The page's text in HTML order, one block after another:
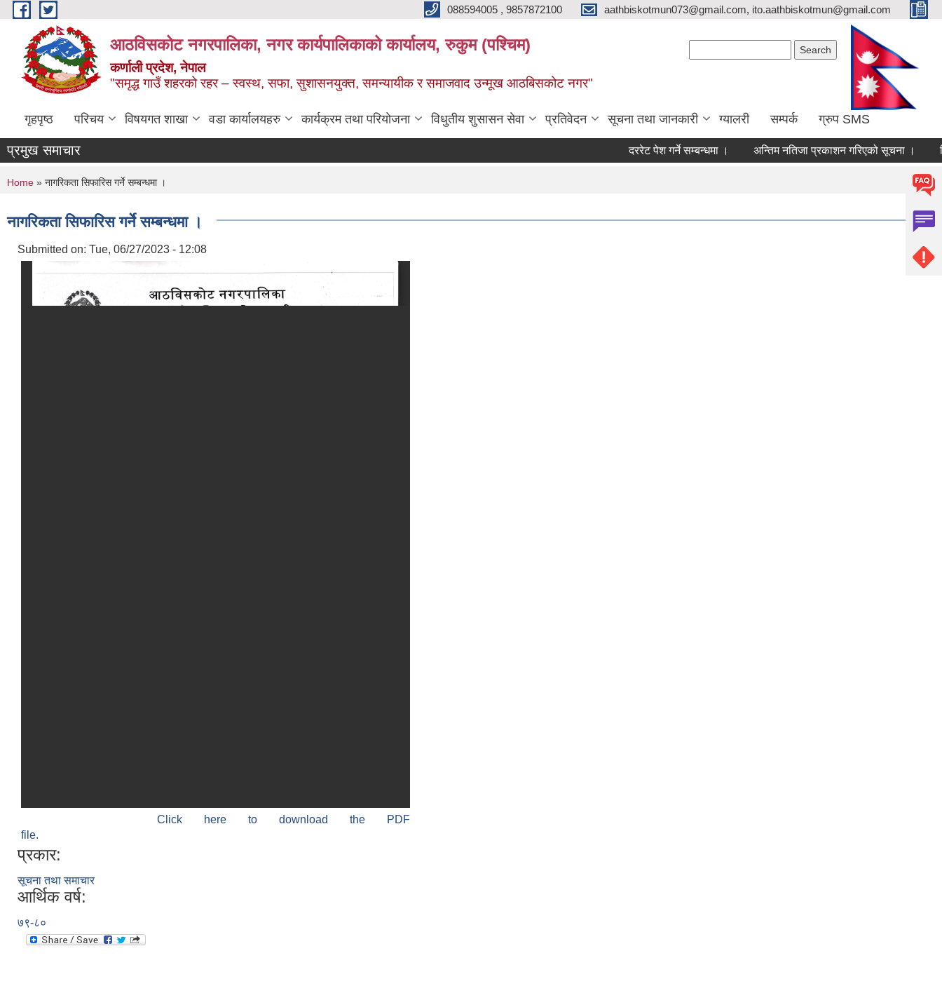
Skip to main content 088594005 , 9857872100 aathbiskotmun073@gmail.com, ito.aathbiskotmun@gmail.com
आठविसकोट नगरपालिका, नगर कार्यपालिकाको कार्यालय, रुकुम (पश्चिम)
कर्णाली प्रदेश, नेपाल
"समृद्ध गाउँ शहरको रहर – स्वस्थ, सफा, सुशासनयुक्त, समन्यायीक र समाजवाद उन्मूख आठबिसकोट नगर"
गृहपृष्ठ परिचय विषयगत शाखा वडा कार्यालयहरु कार्यक्रम तथा परियोजना विधुतीय शुसासन सेवा प्रतिवेदन सूचना तथा जानकारी ग्यालरी सम्पर्क ग्रुप SMS
प्रमुख समाचार दररेट पेश गर्ने सम्बन्धमा । अन्तिम नतिजा प्रकाशन गरिएको सूचना । लिखित
You are here
Home » नागरिकता सिफारिस गर्ने सम्बन्धमा ।
नागरिकता सिफारिस गर्ने सम्बन्धमा ।
Submitted on: Tue, 06/27/2023 - 12:08
Click here to download the PDF
file.
प्रकार:
सूचना तथा समाचार
आर्थिक वर्ष:
७९-८०